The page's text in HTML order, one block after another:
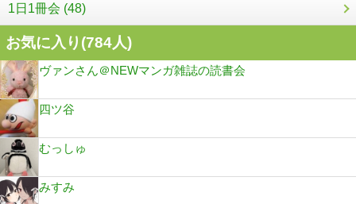
1日1冊会 (48)
お気に入り(784人)
ヴァンさん＠NEWマンガ雑誌の読書会
四ツ谷
むっしゅ
みすみ